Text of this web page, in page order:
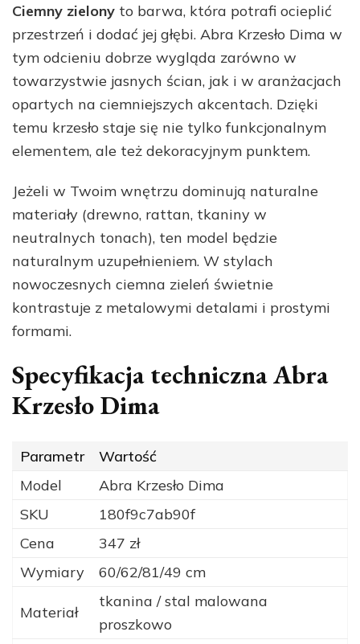
Ciemny zielony to barwa, która potrafi ocieplić
przestrzeń i dodać jej głębi. Abra Krzesło Dima w
tym odcieniu dobrze wygląda zarówno w
towarzystwie jasnych ścian, jak i w aranżacjach
opartych na ciemniejszych akcentach. Dzięki
temu krzesło staje się nie tylko funkcjonalnym
elementem, ale też dekoracyjnym punktem.
Jeżeli w Twoim wnętrzu dominują naturalne
materiały (drewno, rattan, tkaniny w
neutralnych tonach), ten model będzie
naturalnym uzupełnieniem. W stylach
nowoczesnych ciemna zieleń świetnie
kontrastuje z metalowymi detalami i prostymi
formami.
Specyfikacja techniczna Abra
Krzesło Dima
Parametr
Wartość
Model
Abra Krzesło Dima
SKU
180f9c7ab90f
Cena
347 zł
Wymiary
60/62/81/49 cm
Materiał
tkanina / stal malowana
proszkowo